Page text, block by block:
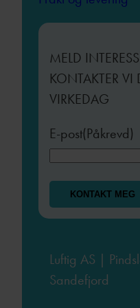
MELD
KONTAKTER
VIRKEDAG
E-post(Påkrevd)
Luftig AS |
Sandefjord